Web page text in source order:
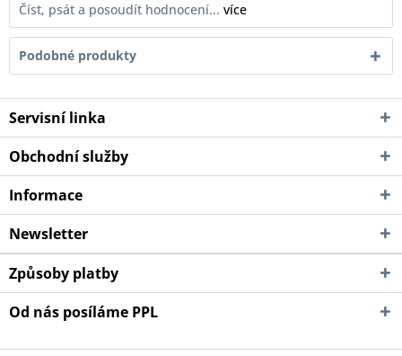
Číst, psát a posoudít hodnocení... více
Podobné produkty
Servisní linka
Obchodní služby
Informace
Newsletter
Způsoby platby
Od nás posíláme PPL